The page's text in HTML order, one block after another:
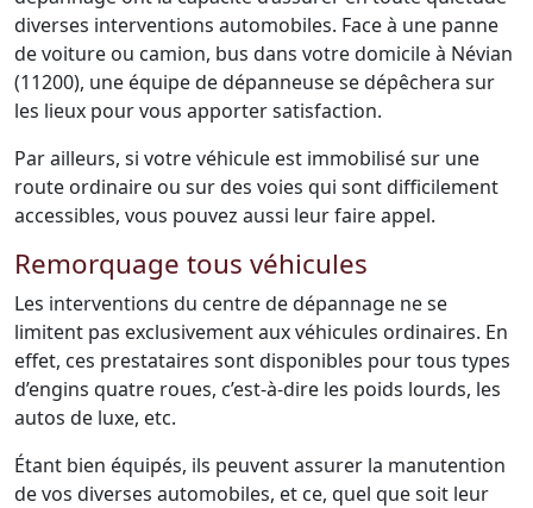
diverses interventions automobiles. Face à une panne
de voiture ou camion, bus dans votre domicile à Névian
(11200), une équipe de dépanneuse se dépêchera sur
les lieux pour vous apporter satisfaction.
Par ailleurs, si votre véhicule est immobilisé sur une
route ordinaire ou sur des voies qui sont difficilement
accessibles, vous pouvez aussi leur faire appel.
Remorquage tous véhicules
Les interventions du centre de dépannage ne se
limitent pas exclusivement aux véhicules ordinaires. En
effet, ces prestataires sont disponibles pour tous types
d’engins quatre roues, c’est-à-dire les poids lourds, les
autos de luxe, etc.
Étant bien équipés, ils peuvent assurer la manutention
de vos diverses automobiles, et ce, quel que soit leur